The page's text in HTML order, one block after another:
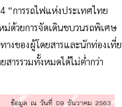
“การรถไฟแห่งประเทศไทย
ม่ด้วยการจัดเดินขบวนรถพิเศษ
งของผู้โดยสารและนักท่องเที่
ารรวมทั้งหมดได้ไม่ต่ำกว่า